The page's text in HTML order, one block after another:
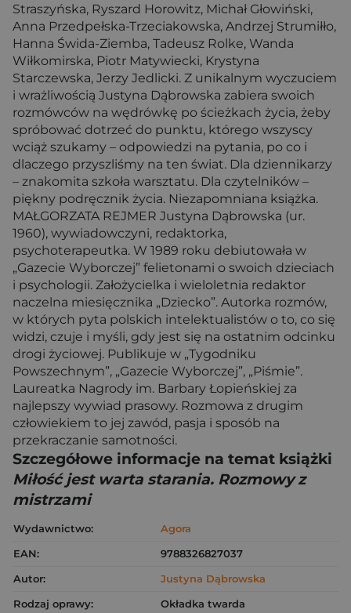
Straszyńska, Ryszard Horowitz, Michał Głowiński,
Anna Przedpełska-Trzeciakowska, Andrzej Strumiłło,
Hanna Świda-Ziemba, Tadeusz Rolke, Wanda
Wiłkomirska, Piotr Matywiecki, Krystyna
Starczewska, Jerzy Jedlicki. Z unikalnym wyczuciem
i wrażliwością Justyna Dąbrowska zabiera swoich
rozmówców na wędrówkę po ścieżkach życia, żeby
spróbować dotrzeć do punktu, którego wszyscy
wciąż szukamy – odpowiedzi na pytania, po co i
dlaczego przyszliśmy na ten świat. Dla dziennikarzy
– znakomita szkoła warsztatu. Dla czytelników –
piękny podręcznik życia. Niezapomniana książka.
MAŁGORZATA REJMER Justyna Dąbrowska (ur.
1960), wywiadowczyni, redaktorka,
psychoterapeutka. W 1989 roku debiutowała w
„Gazecie Wyborczej” felietonami o swoich dzieciach
i psychologii. Założycielka i wieloletnia redaktor
naczelna miesięcznika „Dziecko”. Autorka rozmów,
w których pyta polskich intelektualistów o to, co się
widzi, czuje i myśli, gdy jest się na ostatnim odcinku
drogi życiowej. Publikuje w „Tygodniku
Powszechnym”, „Gazecie Wyborczej”, „Piśmie”.
Laureatka Nagrody im. Barbary Łopieńskiej za
najlepszy wywiad prasowy. Rozmowa z drugim
człowiekiem to jej zawód, pasja i sposób na
przekraczanie samotności.
Szczegółowe informacje na temat książki
Miłość jest warta starania. Rozmowy z
mistrzami
Wydawnictwo:
Agora
EAN:
9788326827037
Autor:
Justyna Dąbrowska
Rodzaj oprawy:
Okładka twarda